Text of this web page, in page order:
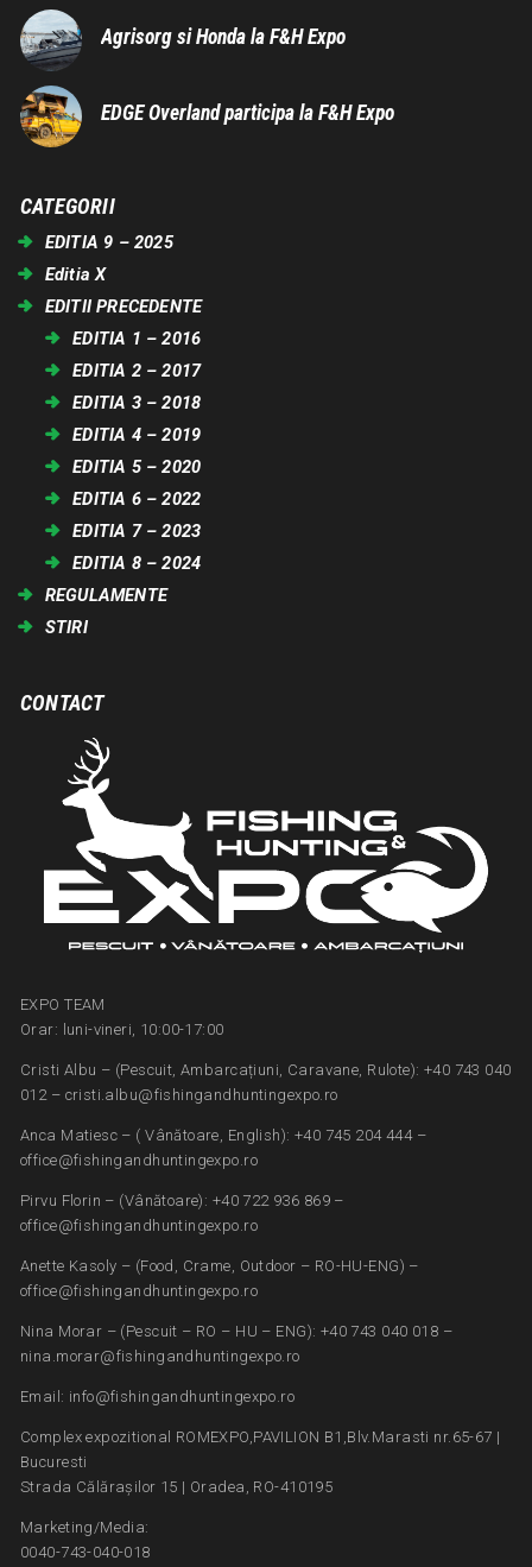
Agrisorg si Honda la F&H Expo
EDGE Overland participa la F&H Expo
CATEGORII
EDITIA 9 – 2025
Editia X
EDITII PRECEDENTE
EDITIA 1 – 2016
EDITIA 2 – 2017
EDITIA 3 – 2018
EDITIA 4 – 2019
EDITIA 5 – 2020
EDITIA 6 – 2022
EDITIA 7 – 2023
EDITIA 8 – 2024
REGULAMENTE
STIRI
CONTACT
EXPO TEAM
Orar: luni-vineri, 10:00-17:00
Cristi Albu – (Pescuit, Ambarcațiuni, Caravane, Rulote): +40 743 040
012 – cristi.albu@fishingandhuntingexpo.ro
Anca Matiesc – ( Vânătoare, English): +40 745 204 444 –
office@fishingandhuntingexpo.ro
Pirvu Florin – (Vânătoare): +40 722 936 869 –
office@fishingandhuntingexpo.ro
Anette Kasoly – (Food, Crame, Outdoor – RO-HU-ENG) –
office@fishingandhuntingexpo.ro
Nina Morar – (Pescuit – RO – HU – ENG): +40 743 040 018 –
nina.morar@fishingandhuntingexpo.ro
Email: info@fishingandhuntingexpo.ro
Complex expozitional ROMEXPO,PAVILION B1,Blv.Marasti nr.65-67 |
Bucuresti
Strada Călărașilor 15 | Oradea, RO-410195
Marketing/Media:
0040-743-040-018